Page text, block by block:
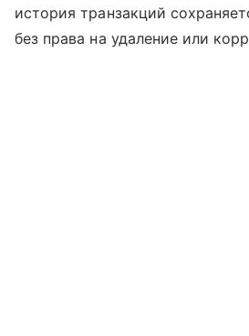
история транзакций
без права на удаление или